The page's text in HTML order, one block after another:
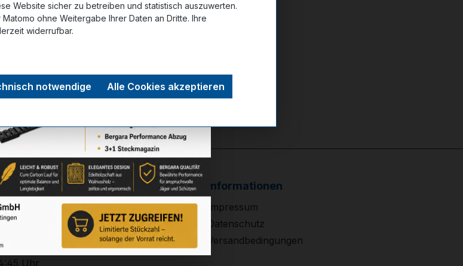
zu Ihrer Bestellung:
94201 – 0
- 17:45 Uhr
Uhr
Informationen
Impressum
Datenschutz
Versandbedingungen
Website sicher zu betreiben und statistisch auszuwerten.
ohne Weitergabe Ihrer Daten an Dritte. Ihre
widerrufbar.
notwendige Alle Cookies akzeptieren